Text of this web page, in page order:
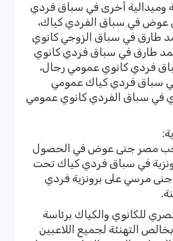
تحت 18 سنة وميدالية أخرى في سباق فردي
عوض في سباق الفردي كياك،
طارق في سباق الزوجي كانوي
محمد طارق في سباق فردي كانوي
فردي كانوي عمومي رجال،
سباق فردي كياك عمومي
في سباق الفردي كانوي عمومي
مصر جنى عوض في الحصول
في سباق فردي كياك تحت
جنى مرسي على برونزية فردي
للكانوي والكياك برئاسة
التهنئة لجميع اللاعبين